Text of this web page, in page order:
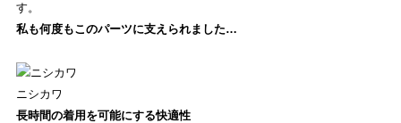
す。
私も何度もこのパーツに支えられました…
ニシカワ
長時間の着用を可能にする快適性